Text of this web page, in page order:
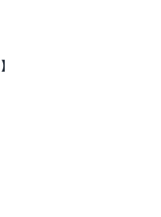
】